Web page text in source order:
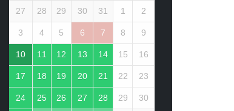
27 28 29 30 31 1 2
3 4 5 6 7 8 9
10 11 12 13 14 15 16
17 18 19 20 21 22 23
24 25 26 27 28 29 30